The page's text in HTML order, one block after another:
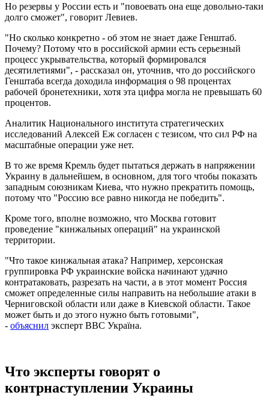
Но резервы у России есть и "повоевать она еще довольно-таки
долго сможет", говорит Левиев.
"Но сколько конкретно - об этом не знает даже Генштаб.
Почему? Потому что в российской армии есть серьезный
процесс укрывательства, который формировался
десятилетиями", - рассказал он, уточнив, что до российского
Генштаба всегда доходила информация о 98 процентах
рабочей бронетехники, хотя эта цифра могла не превышать 60
процентов.
Аналитик Национального института стратегических
исследований Алексей Еж согласен с тезисом, что сил РФ на
масштабные операции уже нет.
В то же время Кремль будет пытаться держать в напряжении
Украину в дальнейшем, в основном, для того чтобы показать
западным союзникам Киева, что нужно прекратить помощь,
потому что "Россию все равно никогда не победить".
Кроме того, вполне возможно, что Москва готовит
проведение "кинжальных операций" на украинской
территории.
"Что такое кинжальная атака? Например, херсонская
группировка РФ украинские войска начинают удачно
контратаковать, разрезать на части, а в этот момент Россия
сможет определенные силы направить на небольшие атаки в
Черниговской области или даже в Киевской области. Такое
может быть и до этого нужно быть готовыми",
- объяснил эксперт BBC Україна.
Что эксперты говорят о
контрнаступлении Украины